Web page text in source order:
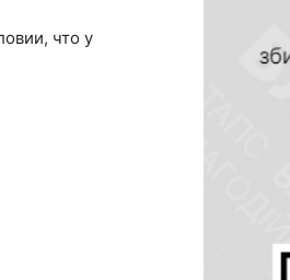
что у